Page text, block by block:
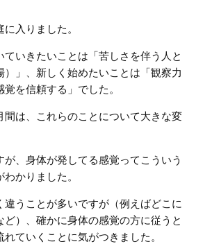
入りました。
ていきたいことは「苦しさを伴う人と
）」、新しく始めたいことは「観察力
を信頼する」でした。
間は、これらのことについて大きな変
が、身体が発してる感覚ってこういう
かりました。
違うことが多いですが（例えばどこに
ど）、確かに身体の感覚の方に従うと
ていくことに気がつきました。